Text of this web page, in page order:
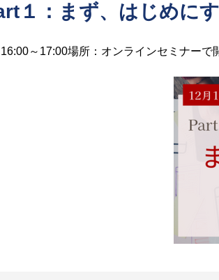
１：まず、はじめに
～17:00場所：オンラインセミナーで